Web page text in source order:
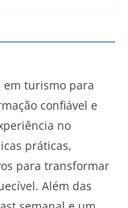
em turismo para
confiável e
no
práticas,
para transformar
Além das